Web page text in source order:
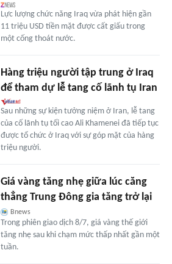
Lực lượng chức năng Iraq vừa phát hiện gần
11 triệu USD tiền mặt được cất giấu trong
một cống thoát nước.
Hàng triệu người tập trung ở Iraq
để tham dự lễ tang cố lãnh tụ Iran
Sau những sự kiện tưởng niệm ở Iran, lễ tang
của cố lãnh tụ tối cao Ali Khamenei đã tiếp tục
được tổ chức ở Iraq với sự góp mặt của hàng
triệu người.
Giá vàng tăng nhẹ giữa lúc căng
thẳng Trung Đông gia tăng trở lại
Bnews
Trong phiên giao dịch 8/7, giá vàng thế giới
tăng nhẹ sau khi chạm mức thấp nhất gần một
tuần.